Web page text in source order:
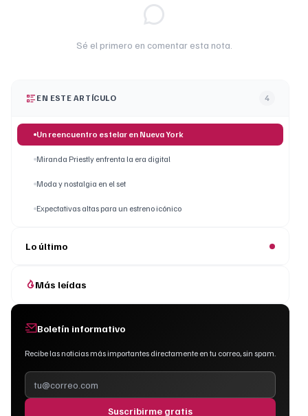
Sé el primero en comentar esta nota.
EN ESTE ARTÍCULO 4
Un reencuentro estelar en Nueva York
Miranda Priestly enfrenta la era digital
Moda y nostalgia en el set
Expectativas altas para un estreno icónico
Lo último
Más leídas
Boletín informativo
Recibe las noticias más importantes directamente en tu correo, sin spam.
Suscribirme gratis